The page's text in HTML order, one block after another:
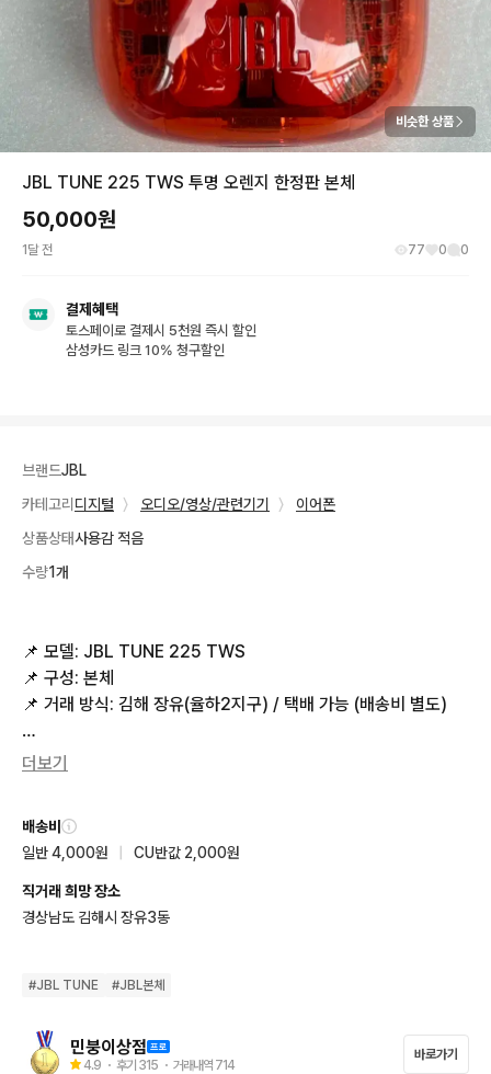
비슷한 상품
JBL TUNE 225 TWS 투명 오렌지 한정판 본체
50,000원
1달 전 77 0 0
결제혜택
토스페이로 결제시 5천원 즉시 할인
삼성카드 링크 10% 청구할인
브랜드JBL
카테고리 디지털 〉 오디오/영상/관련기기 〉
이어폰
상품상태사용감 적음
수량1개
📌 모델: JBL TUNE 225 TWS
📌 구성: 본체
📌 거래 방식: 김해 장유(율하2지구) / 택배 가능 (배송비 별도)
🔎 내/외부 깔끔하게 닦아놓아서 생활기스를 제외하고 전체적으
🔎 충전은 C핀 가능합니다.
💬 궁금한 점 있으시면 언제든지 문의주세요 💬
더보기
배송비
일반 4,000원
CU반값 2,000원
직거래 희망 장소
경상남도 김해시 장유3동
#JBL TUNE #JBL본체
민붕이상점
4.9 ・ 후기 315 ・ 거래내역 714
바로가기